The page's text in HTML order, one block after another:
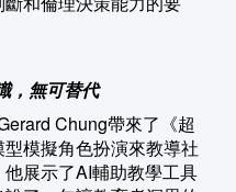
，無可替代
Chung帶來了《超
模擬角色扮演來教導社
展示了AI輔助教學工具